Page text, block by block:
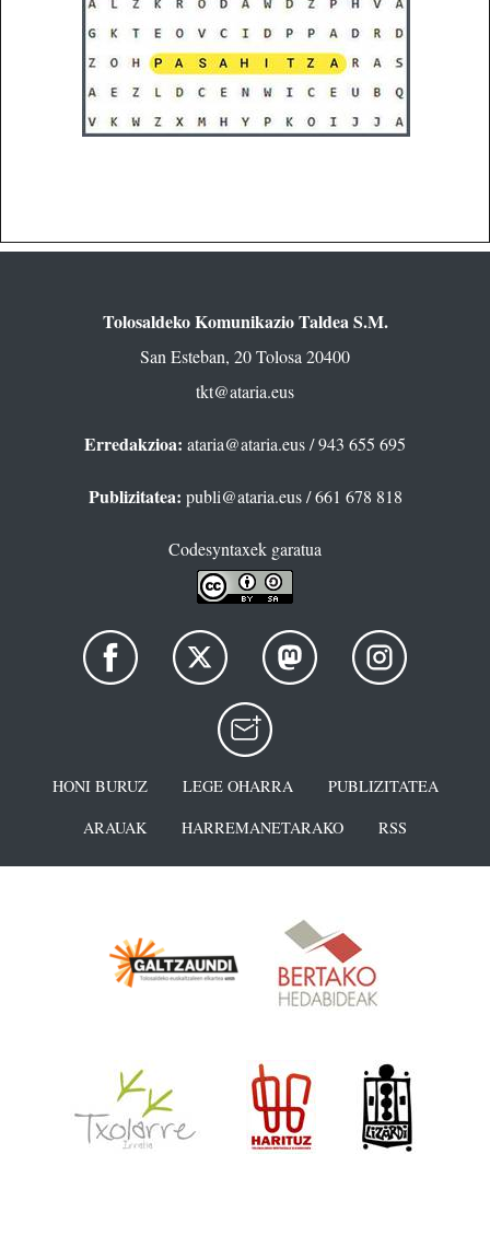
Tolosaldeko Komunikazio Taldea S.M.
San Esteban, 20 Tolosa 20400
tkt@ataria.eus
Erredakzioa: ataria@ataria.eus/ 943 655 695
Publizitatea: publi@ataria.eus/ 661 678 818
Codesyntaxek garatua
HONI BURUZ LEGE OHARRA
PUBLIZITATEA
ARAUAK
HARREMANETARAKO RSS